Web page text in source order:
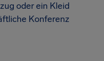
oder ein Kleid
Konferenz